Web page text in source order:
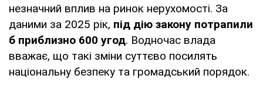
незначний вплив на ринок нерухомості. За
даними за 2025 рік, під дію закону потрапили
б приблизно 600 угод. Водночас влада
вважає, що такі зміни суттєво посилять
національну безпеку та громадський порядок.